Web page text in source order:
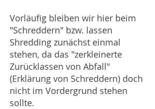
Vorläufig bleiben wir hier beim
"Schreddern" bzw. lassen
Shredding zunächst einmal
stehen, da das "zerkleinerte
Zurücklassen von Abfall"
(Erklärung von Schreddern) doch
nicht im Vordergrund stehen
sollte.